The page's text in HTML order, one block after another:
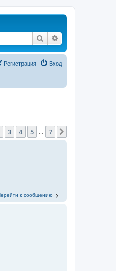
Поиск
Вход
Регистрация
1 из
3 4 5 7
к сообщению